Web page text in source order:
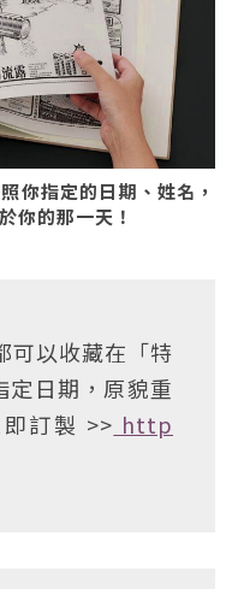
你指定的日期、姓名，
你的那一天！
可以收藏在「特
定日期，原貌重
訂製 >> http